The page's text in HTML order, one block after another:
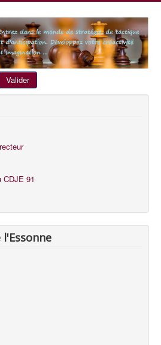
Valider
CDJE 91
l'Essonne